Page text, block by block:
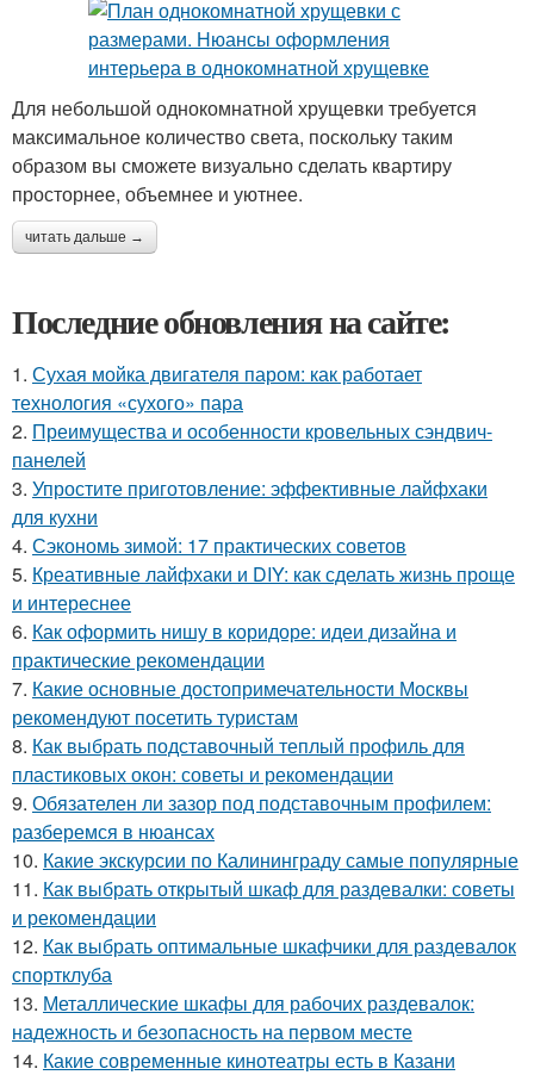
Для небольшой однокомнатной хрущевки требуется
максимальное количество света, поскольку таким
образом вы сможете визуально сделать квартиру
просторнее, объемнее и уютнее.
читать дальше →
Последние обновления на сайте:
1. Сухая мойка двигателя паром: как работает
технология «сухого» пара
2. Преимущества и особенности кровельных сэндвич-
панелей
3. Упростите приготовление: эффективные лайфхаки
для кухни
4. Сэкономь зимой: 17 практических советов
5. Креативные лайфхаки и DIY: как сделать жизнь проще
и интереснее
6. Как оформить нишу в коридоре: идеи дизайна и
практические рекомендации
7. Какие основные достопримечательности Москвы
рекомендуют посетить туристам
8. Как выбрать подставочный теплый профиль для
пластиковых окон: советы и рекомендации
9. Обязателен ли зазор под подставочным профилем:
разберемся в нюансах
10. Какие экскурсии по Калининграду самые популярные
11. Как выбрать открытый шкаф для раздевалки: советы
и рекомендации
12. Как выбрать оптимальные шкафчики для раздевалок
спортклуба
13. Металлические шкафы для рабочих раздевалок:
надежность и безопасность на первом месте
14. Какие современные кинотеатры есть в Казани